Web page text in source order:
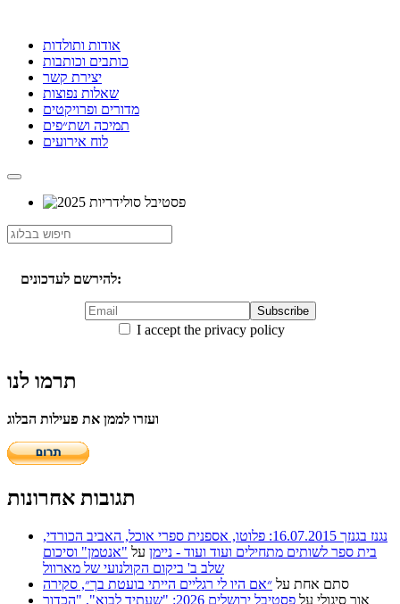
אודות ותולדות
כותבים וכותבות
יצירת קשר
שאלות נפוצות
מדורים ופרויקטים
תמיכה ושת״פים
לוח אירועים
להירשם לעדכונים:
I accept the privacy policy
תרמו לנו
ועזרו לממן את פעילות הבלוג
תגובות אחרונות
נגנז בגנזך 16.07.2015: פלוטו, אספנית ספרי אוכל, האביב הכורדי,
בית ספר לשותים מתחילים ועוד ועוד - ניימן על "אנטמן" וסיכום
שלב ב' ביקום הקולנועי של מארוול
סתם אחת על ״אם היו לי רגליים הייתי בועטת בך״, סקירה
אור סיגולי על
פסטיבל ירושלים 2026: "שעתיד לבוא", "הכדור